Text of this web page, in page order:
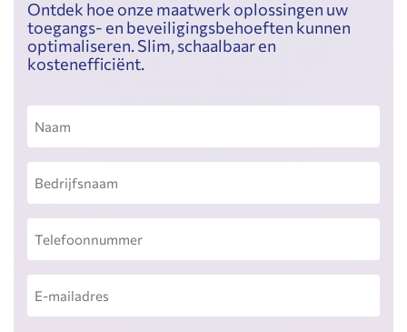
Ontdek hoe onze maatwerk oplossingen uw
toegangs- en beveiligingsbehoeften kunnen
optimaliseren. Slim, schaalbaar en
kostenefficiënt.
Naam
Bedrijfsnaam
Telefoonnummer
E-
mailadres